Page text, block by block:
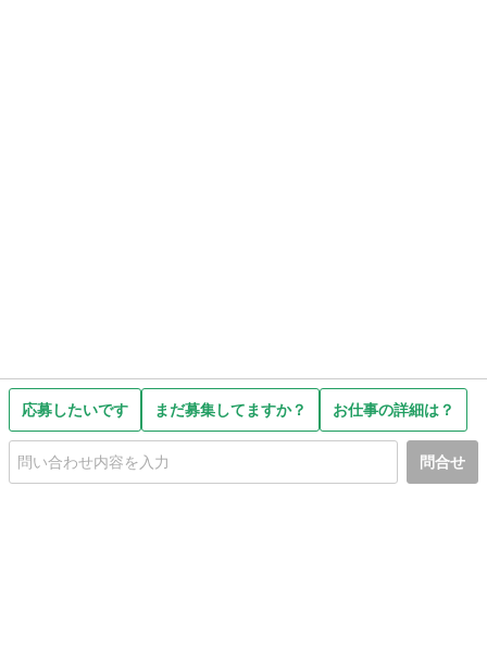
応募したいです まだ募集してますか？ お仕事の詳細は？
問合せ